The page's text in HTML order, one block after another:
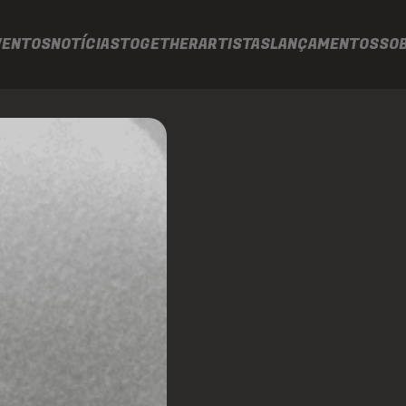
NOTÍCIASTOGETHERARTISTASLANÇAMENTOS